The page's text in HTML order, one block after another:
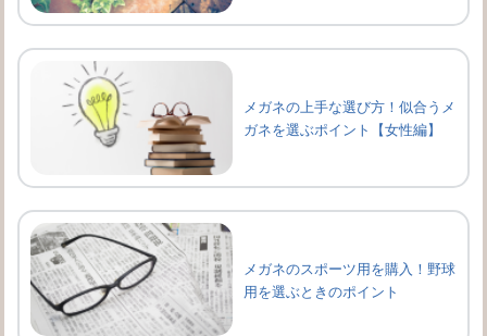
メガネの上手な選び方！似合うメ
ガネを選ぶポイント【女性編】
メガネのスポーツ用を購入！野球
用を選ぶときのポイント